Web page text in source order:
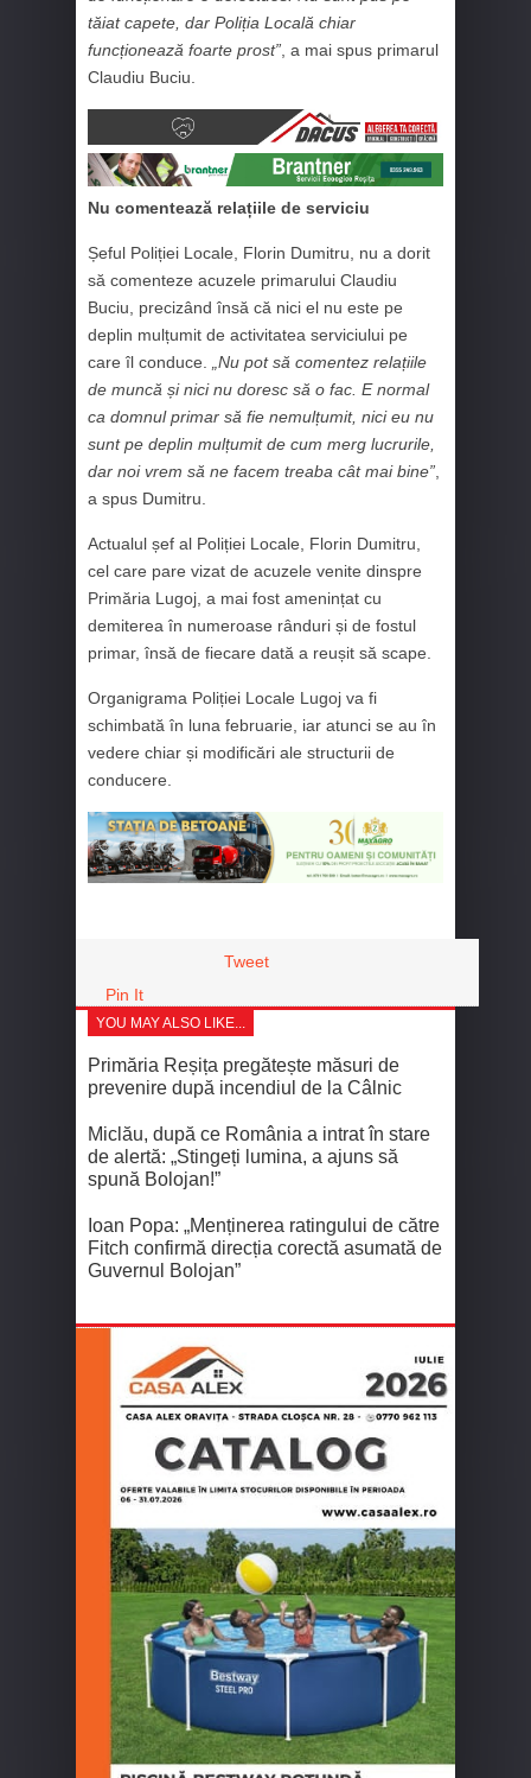
tăiat capete, dar Poliția Locală chiar
funcționează foarte prost”, a mai spus primarul
Claudiu Buciu.
Nu comentează relațiile de serviciu
Șeful Poliției Locale, Florin Dumitru, nu a dorit
să comenteze acuzele primarului Claudiu
Buciu, precizând însă că nici el nu este pe
deplin mulțumit de activitatea serviciului pe
care îl conduce.
„Nu pot să comentez relațiile
de muncă și nici nu doresc să o fac. E normal
ca domnul primar să fie nemulțumit, nici eu nu
sunt pe deplin mulțumit de cum merg lucrurile,
dar noi vrem să ne facem treaba cât mai bine”
a spus Dumitru.
Actualul șef al Poliției Locale, Florin Dumitru,
cel care pare vizat de acuzele venite dinspre
Primăria Lugoj, a mai fost amenințat cu
demiterea în numeroase rânduri și de fostul
primar, însă de fiecare dată a reușit să scape.
Organigrama Poliției Locale Lugoj va fi
schimbată în luna februarie, iar atunci se au în
vedere chiar și modificări ale structurii de
conducere.
Tweet
Pin It
YOU MAY ALSO LIKE...
Primăria Reșița pregătește măsuri de
prevenire după incendiul de la Câlnic
Miclău, după ce România a intrat în stare
de alertă: „Stingeți lumina, a ajuns să
spună Bolojan!”
Ioan Popa: „Menținerea ratingului de către
Fitch confirmă direcția corectă asumată de
Guvernul Bolojan”